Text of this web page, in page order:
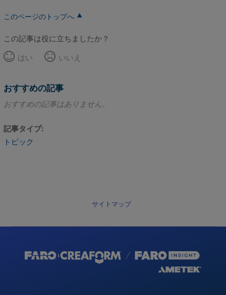
このページのトップへ
この記事は役に立ちましたか？
はい
いいえ
おすすめの記事
おすすめの記事はありません。
記事タイプ
トピック
サイトマップ